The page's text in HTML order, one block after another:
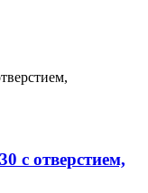
с отверстием,